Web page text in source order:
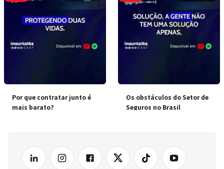
Por que contratar junto é
mais barato?
Os obstáculos do Setor de
Seguros no Brasil